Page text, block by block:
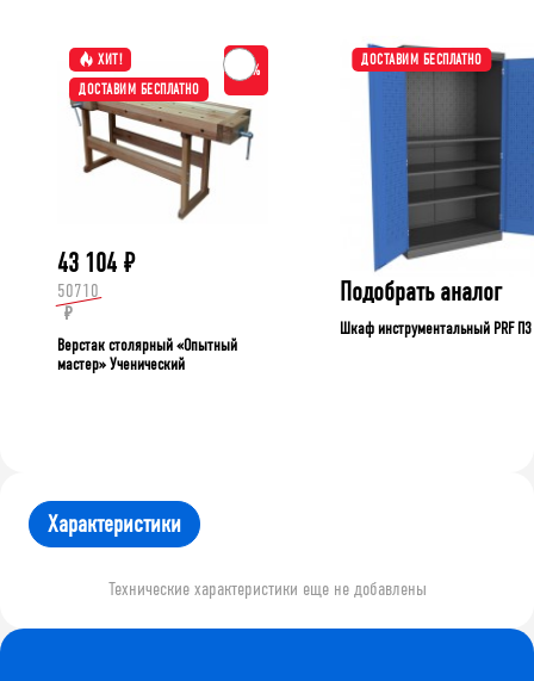
ХИТ!
ДОСТАВИМ БЕСПЛАТНО
-15%
43 104 ₽
50710
₽
Верстак столярный «Опытный
мастер» Ученический
ДОСТАВИМ БЕСПЛАТНО
Подобрать аналог
Шкаф инструментальный PRF П3
Характеристики
Технические характеристики еще не добавлены